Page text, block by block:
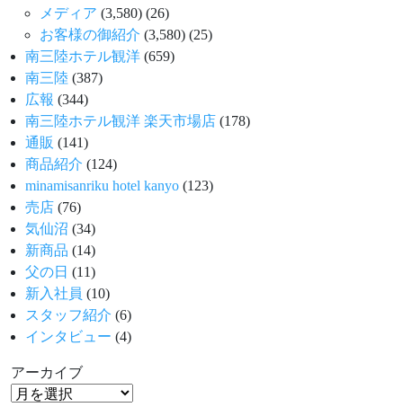
メディア (3,580) (26)
お客様の御紹介 (3,580) (25)
南三陸ホテル観洋 (659)
南三陸 (387)
広報 (344)
南三陸ホテル観洋 楽天市場店 (178)
通販 (141)
商品紹介 (124)
minamisanriku hotel kanyo (123)
売店 (76)
気仙沼 (34)
新商品 (14)
父の日 (11)
新入社員 (10)
スタッフ紹介 (6)
インタビュー (4)
アーカイブ